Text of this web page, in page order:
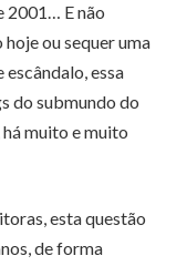
2001… E não
ou sequer uma
essa
do submundo do
muito e muito
esta questão
de forma